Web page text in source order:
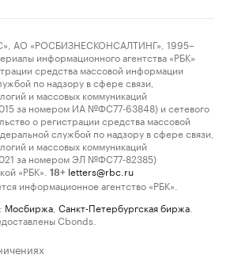
АО «РОСБИЗНЕСКОНСАЛТИНГ», 1995–
информационного агентства «РБК»
средства массовой информации
по надзору в сфере связи,
и массовых коммуникаций
за номером ИА №ФС77-63848) и сетевого
о регистрации средства массовой
службой по надзору в сфере связи,
и массовых коммуникаций
за номером ЭЛ №ФС77-82385)
«РБК».
18+ letters@rbc.ru
информационное агентство «РБК».
Мосбиржа Санкт-Петербургская биржа
Cbonds.